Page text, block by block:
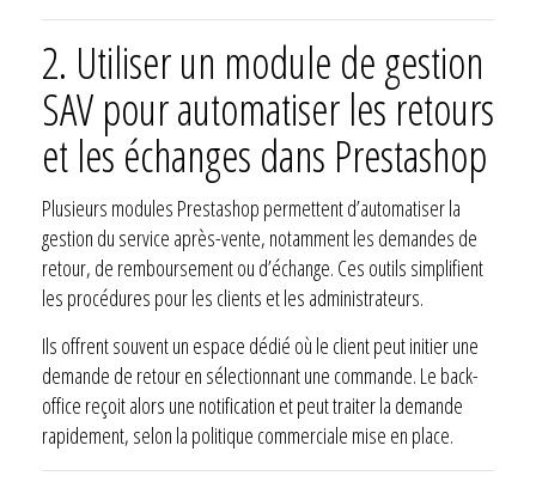
2. Utiliser un module de gestion
SAV pour automatiser les retours
et les échanges dans Prestashop
Plusieurs modules Prestashop permettent d’automatiser la
gestion du service après-vente, notamment les demandes de
retour, de remboursement ou d’échange. Ces outils simplifient
les procédures pour les clients et les administrateurs.
Ils offrent souvent un espace dédié où le client peut initier une
demande de retour en sélectionnant une commande. Le back-
office reçoit alors une notification et peut traiter la demande
rapidement, selon la politique commerciale mise en place.